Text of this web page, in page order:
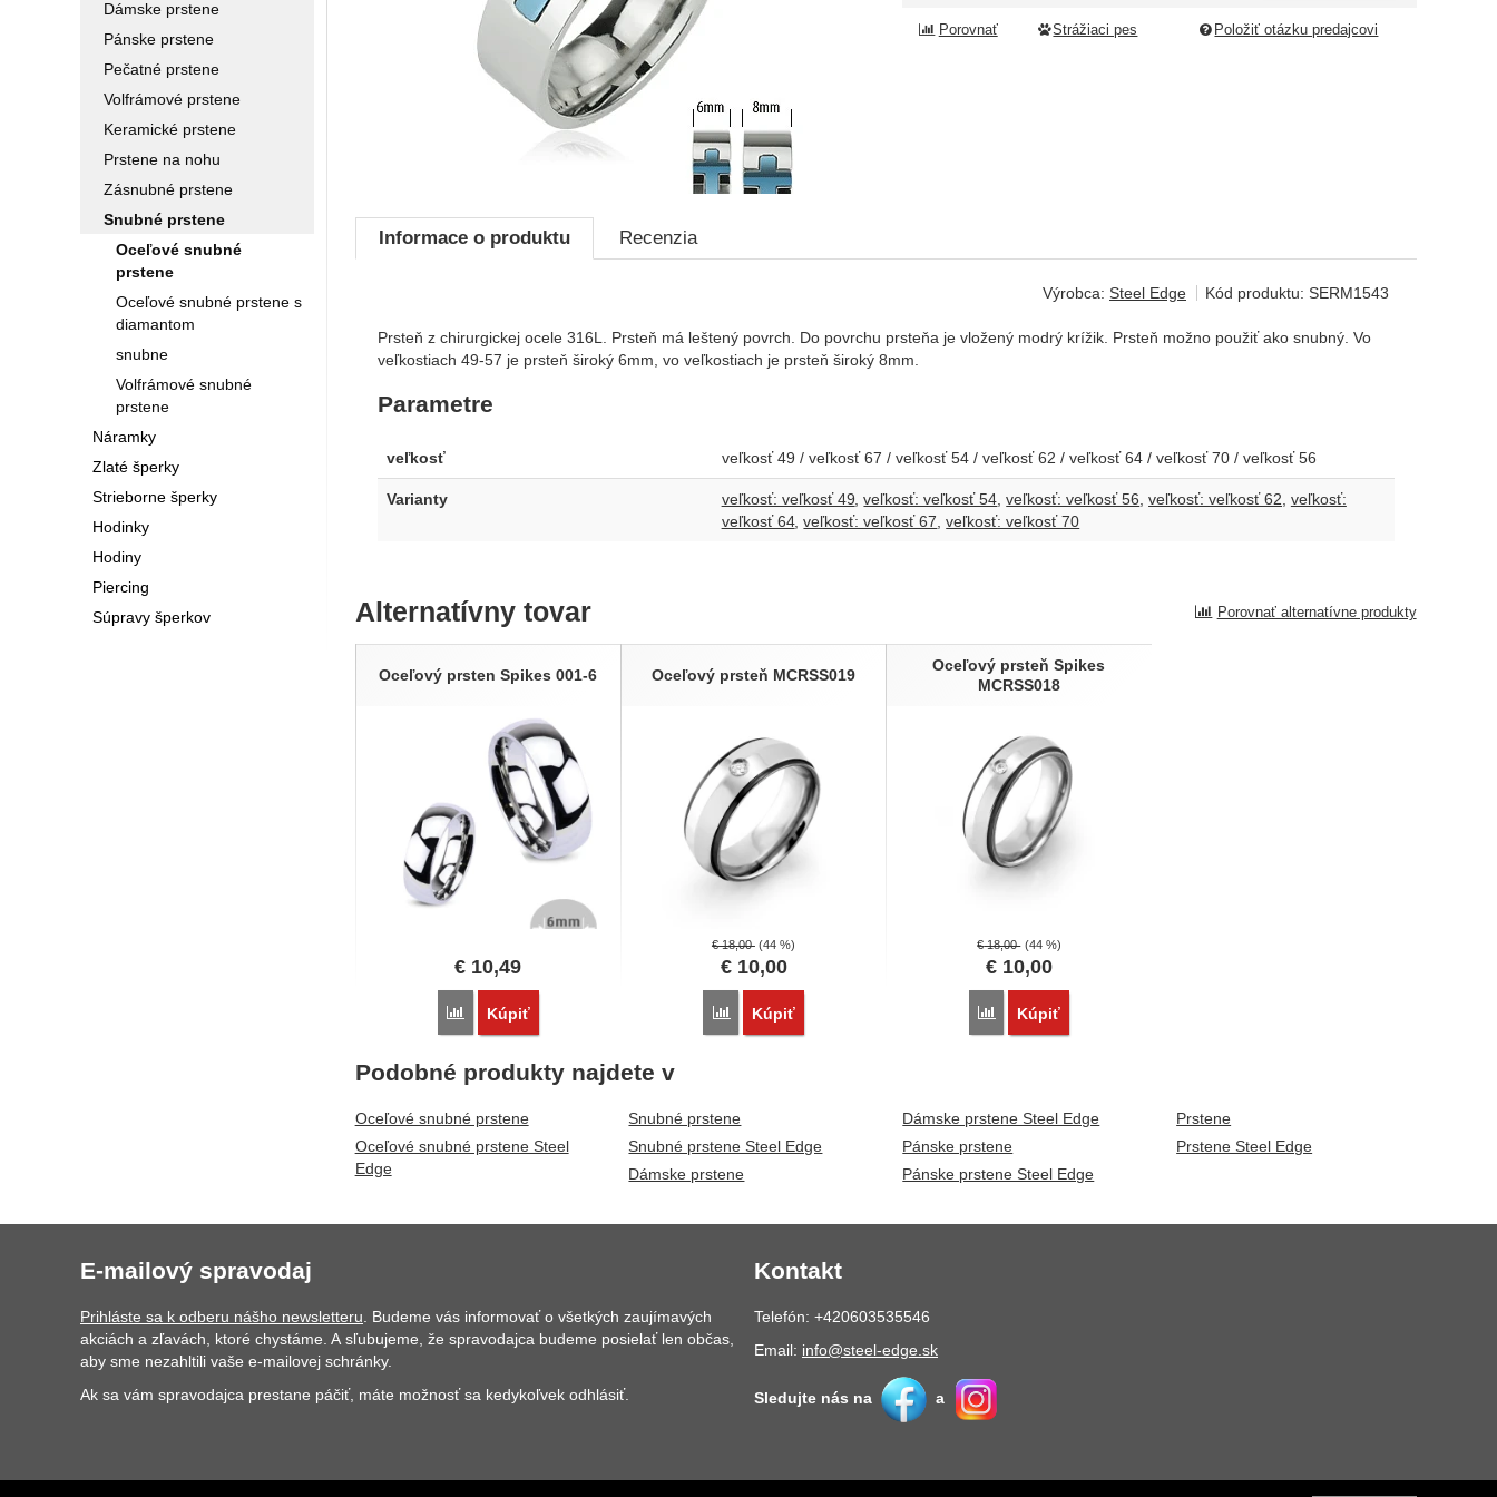
Porovnať Strážiaci pes Položiť otázku predajcovi
Informace o produktu Recenzia
Výrobca: Steel Edge Kód produktu: SERM1543
Prsteň z chirurgickej ocele 316L. Prsteň má leštený povrch. Do povrchu prsteňa je vložený modrý krížik. Prsteň možno použiť ako snubný. Vo
veľkostiach 49-57 je prsteň široký 6mm, vo veľkostiach je prsteň široký 8mm.
Parametre
veľkosť veľkosť 49 / veľkosť 67 / veľkosť 54 / veľkosť 62 / veľkosť 64 / veľkosť 70 / veľkosť 56
Varianty veľkosť: veľkosť 49 veľkosť: veľkosť 54 veľkosť: veľkosť 56 veľkosť: veľkosť 62 veľkosť:
veľkosť 64 veľkosť: veľkosť 67 veľkosť: veľkosť 70
Alternatívny tovar Porovnať alternatívne produkty
Oceľový prsten Spikes 001-6
€ 10,49
Porovnať
Kúpiť
Oceľový prsteň MCRSS019
€18,00 (44 %)
€10,00
Porovnať
Kúpiť
Oceľový prsteň Spikes
MCRSS018
€18,00 (44 %)
€10,00
Porovnať
Kúpiť
Podobné produkty najdete v
Oceľové snubné prstene
Oceľové snubné prstene Steel
Edge
Snubné prstene
Snubné prstene Steel Edge
Dámske prstene
Dámske prstene Steel Edge
Pánske prstene
Pánske prstene Steel Edge
Prstene
Prstene Steel Edge
Dámske prstene
Pánske prstene
Pečatné prstene
Volfrámové prstene
Keramické prstene
Prstene na nohu
Zásnubné prstene
Snubné prstene
Oceľové snubné
prstene
Oceľové snubné prstene s
diamantom
snubne
Volfrámové snubné
prstene
Náramky
Zlaté šperky
Strieborne šperky
Hodinky
Hodiny
Piercing
Súpravy šperkov
E-mailový spravodaj
Prihláste sa k odberu nášho newsletteru . Budeme vás informovať o všetkých zaujímavých
akciách a zľavách, ktoré chystáme. A sľubujeme, že spravodajca budeme posielať len občas,
aby sme nezahltili vaše e-mailovej schránky.
Ak sa vám spravodajca prestane páčiť, máte možnosť sa kedykoľvek odhlásiť.
Kontakt
Telefón: +420603535546
Email: info@steel-edge.sk
Sledujte nás na a